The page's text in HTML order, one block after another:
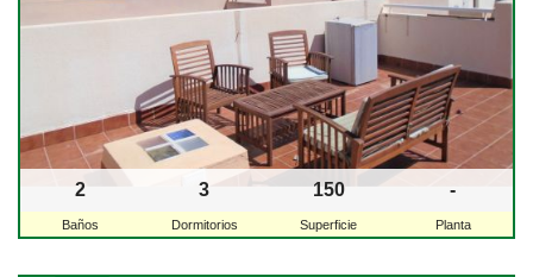
2
Baños
3
Dormitorios
150
Superficie
-
Planta